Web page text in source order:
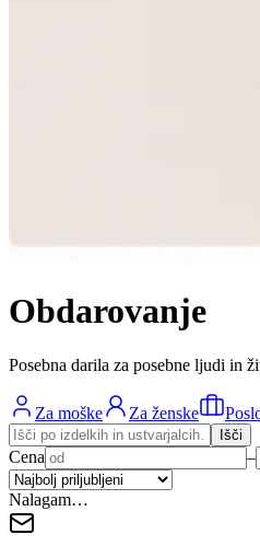
Obdarovanje
Posebna darila za posebne ljudi in
Za moške Za ženske
Išči
Cena –
Nalagam…